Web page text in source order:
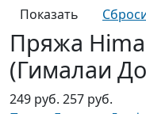
Пряжа
(Гималаи
249 руб. 257 руб.